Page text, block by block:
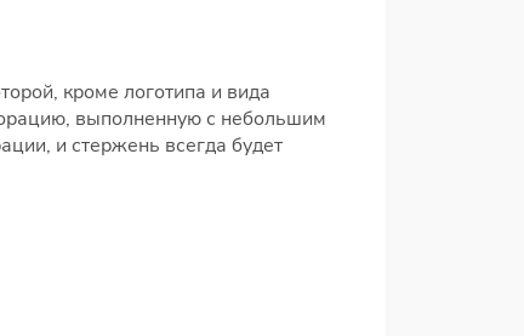
кроме логотипа и вида
выполненную с небольшим
и стержень всегда будет